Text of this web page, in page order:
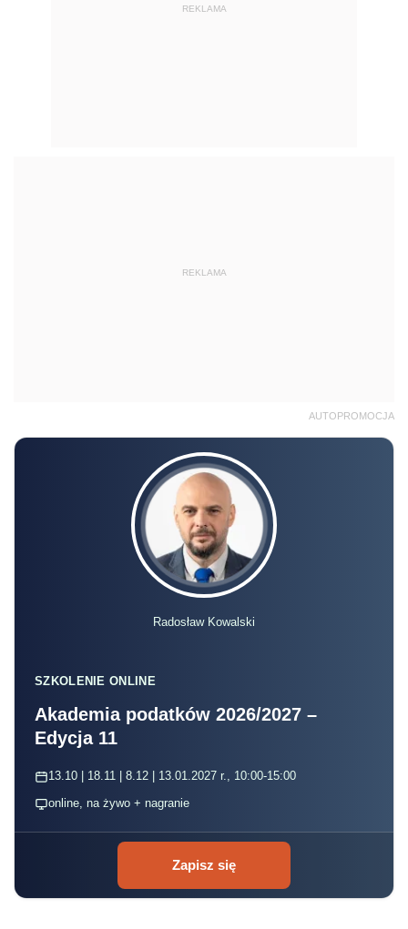
REKLAMA
REKLAMA
AUTOPROMOCJA
Radosław Kowalski
SZKOLENIE ONLINE
Akademia podatków 2026/2027 –
Edycja 11
13.10 | 18.11 | 8.12 | 13.01.2027 r., 10:00-15:00
online, na żywo + nagranie
Zapisz się